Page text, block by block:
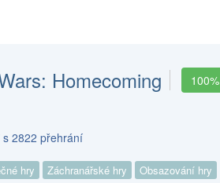
Homecoming
100%
s 2822 přehrání
hry Záchranářské hry Obsazování hry